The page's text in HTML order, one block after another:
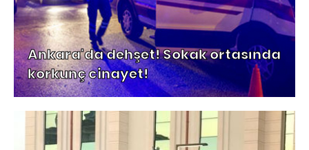
Ankara'da dehşet! Sokak ortasında
korkunç cinayet!